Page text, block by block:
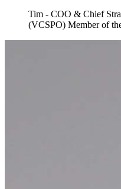
Tim - COO & Chief
(VCSPO) Member of